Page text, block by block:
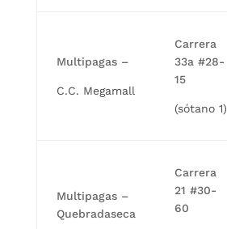
Multipagas –
C.C. Megamall
Carrera
33a #28-
15
(sótano 1)
Multipagas –
Quebradaseca
Carrera
21 #30-
60